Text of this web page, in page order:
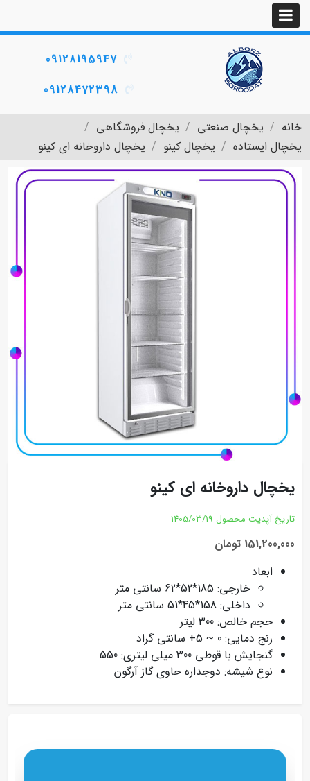
09128195947
09128472398
خانه یخچال صنعتی
یخچال فروشگاهی
یخچال ایستاده
یخچال کینو یخچال داروخانه ای کینو
یخچال داروخانه ای کینو
تاریخ آپدیت محصول 1405/03/19
151,200,000 تومان
ابعاد
خارجی: 185*52*62 سانتی متر
داخلی: 158*45*51 سانتی متر
حجم خالص: 300 لیتر
رنج دمایی: 0 ~ 5+ سانتی گراد
گنجایش با قوطی 300 میلی لیتری: 550
نوع شیشه: دوجداره حاوی گاز آرگون